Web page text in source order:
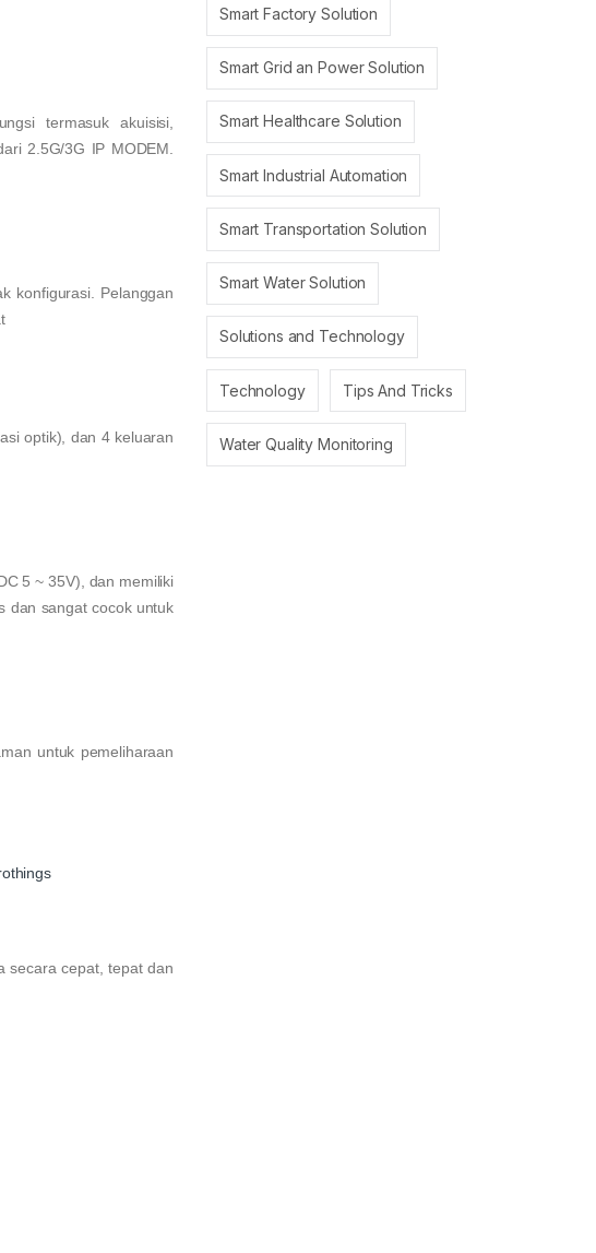
termasuk akuisisi,
2.5G/3G IP MODEM.
konfigurasi. Pelanggan
optik), dan 4 keluaran
5 ~ 35V), dan memiliki
dan sangat cocok untuk
untuk pemeliharaan
secara cepat, tepat dan
Smart Factory Solution
Smart Grid an Power Solution
Smart Healthcare Solution
Smart Industrial Automation
Smart Transportation Solution
Smart Water Solution
Solutions and Technology
Technology Tips And Tricks
Water Quality Monitoring